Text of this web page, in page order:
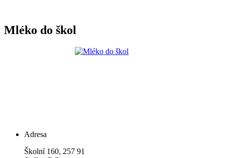
Mléko do škol
Adresa
Školní 160, 257 91